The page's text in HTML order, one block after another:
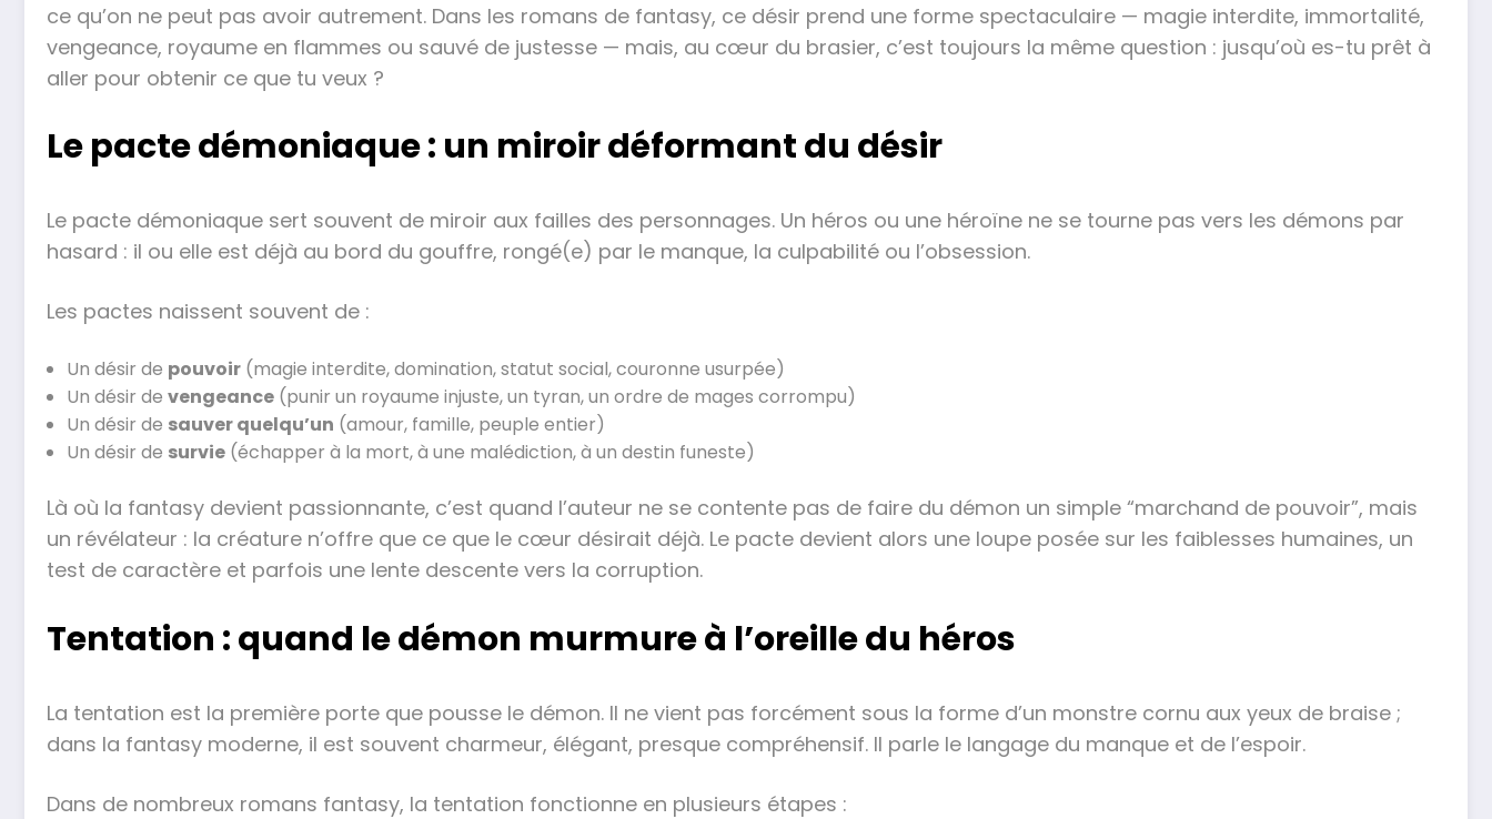
ce qu’on ne peut pas avoir autrement. Dans les romans de fantasy, ce désir prend une forme spectaculaire — magie interdite, immortalité,
vengeance, royaume en flammes ou sauvé de justesse — mais, au cœur du brasier, c’est toujours la même question : jusqu’où es-tu prêt à
aller pour obtenir ce que tu veux ?
Le pacte démoniaque : un miroir déformant du désir
Le pacte démoniaque sert souvent de miroir aux failles des personnages. Un héros ou une héroïne ne se tourne pas vers les démons par
hasard : il ou elle est déjà au bord du gouffre, rongé(e) par le manque, la culpabilité ou l’obsession.
Les pactes naissent souvent de :
Un désir de pouvoir (magie interdite, domination, statut social, couronne usurpée)
Un désir de vengeance (punir un royaume injuste, un tyran, un ordre de mages corrompu)
Un désir de sauver quelqu’un (amour, famille, peuple entier)
Un désir de survie (échapper à la mort, à une malédiction, à un destin funeste)
Là où la fantasy devient passionnante, c’est quand l’auteur ne se contente pas de faire du démon un simple “marchand de pouvoir”, mais
un révélateur : la créature n’offre que ce que le cœur désirait déjà. Le pacte devient alors une loupe posée sur les faiblesses humaines, un
test de caractère et parfois une lente descente vers la corruption.
Tentation : quand le démon murmure à l’oreille du héros
La tentation est la première porte que pousse le démon. Il ne vient pas forcément sous la forme d’un monstre cornu aux yeux de braise ;
dans la fantasy moderne, il est souvent charmeur, élégant, presque compréhensif. Il parle le langage du manque et de l’espoir.
Dans de nombreux romans fantasy, la tentation fonctionne en plusieurs étapes :